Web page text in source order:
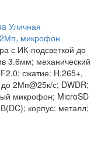
Уличная
микрофон
с ИК-подсветкой до
3.6мм; механический
сжатие: H.265+,
2Мп@25к/с; DWDR;
микрофон; MicroSD
корпус: металл;